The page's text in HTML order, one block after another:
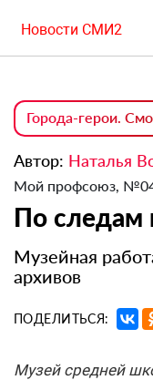
Новости СМИ2
Города-герои.
Автор: Наталья
Мой профсоюз, №04
По следам
Музейная
архивов
ПОДЕЛИТЬСЯ:
Музей средней